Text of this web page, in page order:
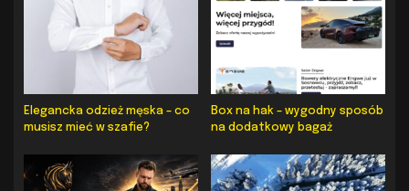
Elegancka odzież męska – co
musisz mieć w szafie?
Box na hak – wygodny sposób
na dodatkowy bagaż